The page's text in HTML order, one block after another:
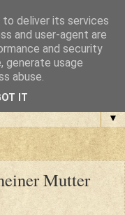
▼
Mutter
deliver its services
and user-agent are
and security
generate usage
abuse.
IT